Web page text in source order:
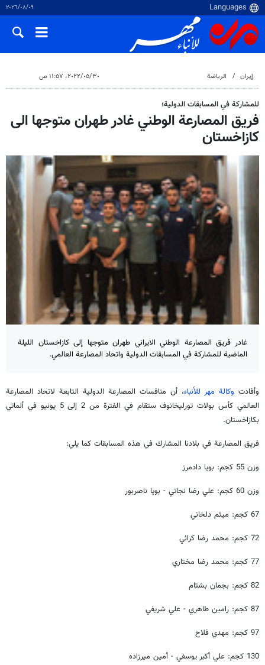
٠٩‏/٠٨‏/٢٠٢٦
إيران الرياضة ٣٠‏/٠٥‏/٢٠٢٢، ١١:٥٧ ص
للمشاركة في المسابقات الدولية؛
فريق المصارعة الوطني غادر طهران متوجها الى
كازاخستان
غادر فريق المصارعة الوطني الايراني طهران متوجها إلى كازاخستان الليلة
الماضية للمشاركة في المسابقات الدولية واتحاد المصارعة العالمي.
وأفادت وكالة مهر للأنباء، أن منافسات المصارعة الدولية التابعة لاتحاد المصارعة
العالمي كأس بولات تورليخانوف ستقام في الفترة من 2 إلى 5 يونيو في ألماتي
بكازاخستان.
فريق المصارعة في بلادنا المشارك في هذه المسابقات كما يلي:
وزن 55 كجم: بويا دادمرز
وزن 60 كجم: علي رضا نجاتي - بويا ناصربور
67 كجم: ميثم دلخاني
72 كجم: محمد رضا كرائي
77 كجم: محمد رضا مختاري
82 كجم: بجمان بشتام
87 كجم: رامين طاهري - علي شريفي
97 كجم: مهدي فلاح
130 كجم: علي أكبر يوسفي - أمين ميرزاده